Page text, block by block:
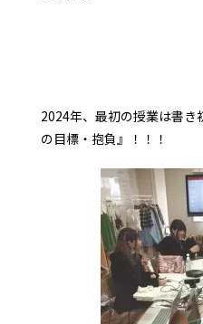
2024年、最初の授業は書
の目標・抱負』！！！